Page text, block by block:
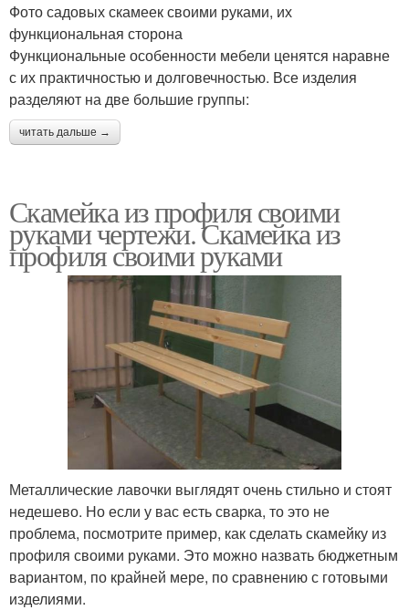
Фото садовых скамеек своими руками, их
функциональная сторона
Функциональные особенности мебели ценятся наравне
с их практичностью и долговечностью. Все изделия
разделяют на две большие группы:
читать дальше →
Скамейка из профиля своими
руками чертежи. Скамейка из
профиля своими руками
Металлические лавочки выглядят очень стильно и стоят
недешево. Но если у вас есть сварка, то это не
проблема, посмотрите пример, как сделать скамейку из
профиля своими руками. Это можно назвать бюджетным
вариантом, по крайней мере, по сравнению с готовыми
изделиями.